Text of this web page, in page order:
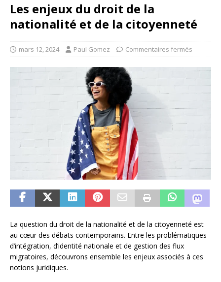
Les enjeux du droit de la
nationalité et de la citoyenneté
mars 12, 2024 Paul Gomez Commentaires fermés
La question du droit de la nationalité et de la citoyenneté est
au cœur des débats contemporains. Entre les problématiques
d’intégration, d’identité nationale et de gestion des flux
migratoires, découvrons ensemble les enjeux associés à ces
notions juridiques.